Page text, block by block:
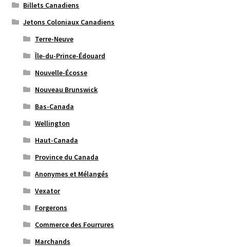
Billets Canadiens
Jetons Coloniaux Canadiens
Terre-Neuve
Île-du-Prince-Édouard
Nouvelle-Écosse
Nouveau Brunswick
Bas-Canada
Wellington
Haut-Canada
Province du Canada
Anonymes et Mélangés
Vexator
Forgerons
Commerce des Fourrures
Marchands